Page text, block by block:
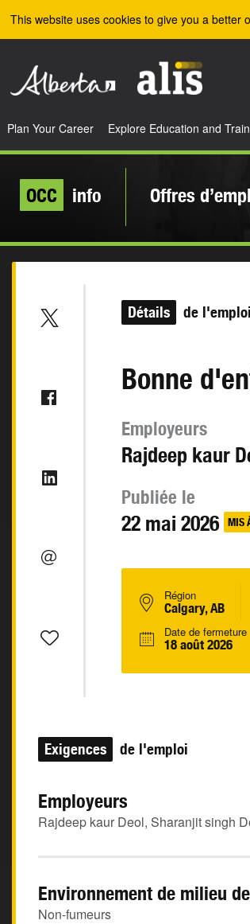
This website uses cookies to give you a better
Plan Your Career Explore Education and
OCC info Offres
Détails de l'emploi
Bonne
Employeurs
Rajdeep kaur
Publiée le
22 mai 2026 MIS
Région
Calgary, AB
Date de fermeture
18 août 2026
Exigences de l'emploi
Employeurs
Rajdeep kaur Deol, Sharanjit singh
Environnement de milieu
Non-fumeurs